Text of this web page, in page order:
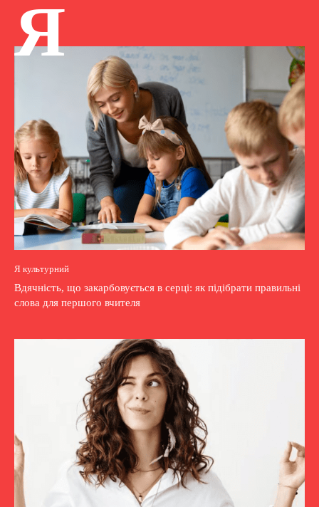
Я
Я культурний
Вдячність, що закарбовується в серці: як підібрати правильні
слова для першого вчителя